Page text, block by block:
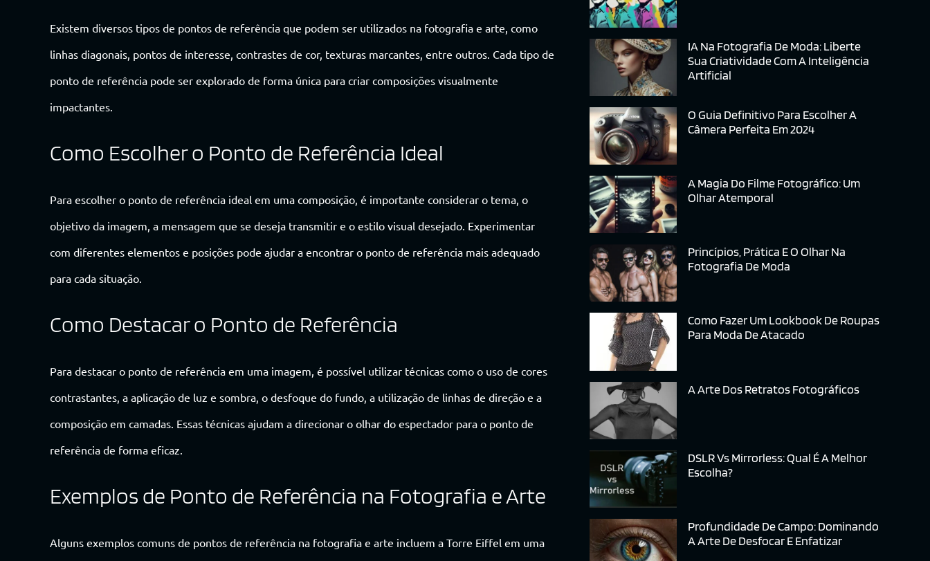
Existem diversos tipos de pontos de referência que podem ser utilizados na fotografia e arte, como
linhas diagonais, pontos de interesse, contrastes de cor, texturas marcantes, entre outros. Cada tipo de
ponto de referência pode ser explorado de forma única para criar composições visualmente
impactantes.
Como Escolher o Ponto de Referência Ideal
Para escolher o ponto de referência ideal em uma composição, é importante considerar o tema, o
objetivo da imagem, a mensagem que se deseja transmitir e o estilo visual desejado. Experimentar
com diferentes elementos e posições pode ajudar a encontrar o ponto de referência mais adequado
para cada situação.
Como Destacar o Ponto de Referência
Para destacar o ponto de referência em uma imagem, é possível utilizar técnicas como o uso de cores
contrastantes, a aplicação de luz e sombra, o desfoque do fundo, a utilização de linhas de direção e a
composição em camadas. Essas técnicas ajudam a direcionar o olhar do espectador para o ponto de
referência de forma eficaz.
Exemplos de Ponto de Referência na Fotografia e Arte
Alguns exemplos comuns de pontos de referência na fotografia e arte incluem a Torre Eiffel em uma
IA Na Fotografia De Moda: Liberte
Sua Criatividade Com A Inteligência
Artificial
O Guia Definitivo Para Escolher A
Câmera Perfeita Em 2024
A Magia Do Filme Fotográfico: Um
Olhar Atemporal
Princípios, Prática E O Olhar Na
Fotografia De Moda
Como Fazer Um Lookbook De Roupas
Para Moda De Atacado
A Arte Dos Retratos Fotográficos
DSLR Vs Mirrorless: Qual É A Melhor
Escolha?
Profundidade De Campo: Dominando
A Arte De Desfocar E Enfatizar